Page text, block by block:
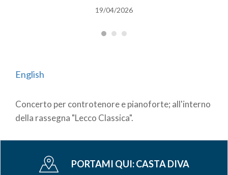
19/04/2026
English
Concerto per controtenore e pianoforte; all'interno
della rassegna "Lecco Classica".
PORTAMI QUI:CASTA DIVA